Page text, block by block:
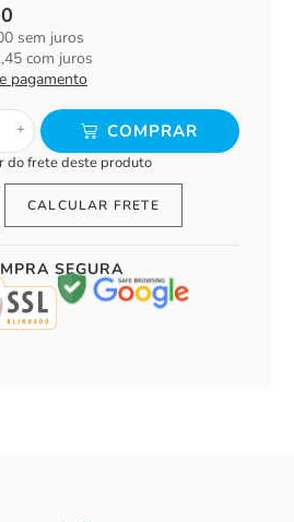
sem juros
com juros
pagamento
+ COMPRAR
do frete deste produto
SEGURA